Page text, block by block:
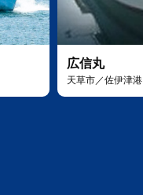
広信丸
天草市／佐伊津港